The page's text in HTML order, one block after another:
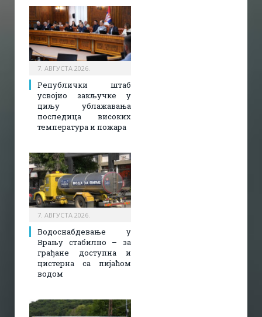
7. АВГУСТА 2026.
Републички штаб
усвојио закључке у
циљу ублажавања
последица високих
температура и пожара​
7. АВГУСТА 2026.
Водоснабдевање у
Врању стабилно – за
грађане доступна и
цистерна са пијаћом
водом